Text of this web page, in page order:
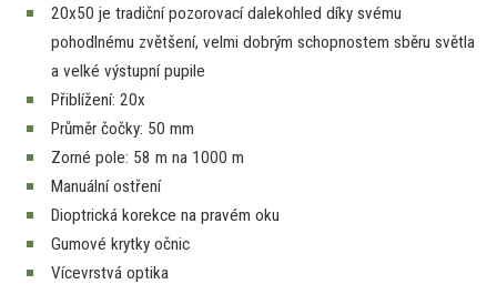
20x50 je tradiční pozorovací dalekohled díky svému
pohodlnému zvětšení, velmi dobrým schopnostem sběru světla
a velké výstupní pupile
Přiblížení: 20x
Průměr čočky: 50 mm
Zorné pole: 58 m na 1000 m
Manuální ostření
Dioptrická korekce na pravém oku
Gumové krytky očnic
Vícevrstvá optika